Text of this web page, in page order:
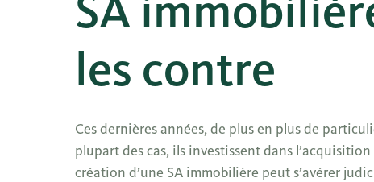
les contre
Ces dernières années, de plus en plus de
plupart des cas, ils investissent dans
création d’une SA immobilière peut s’avérer